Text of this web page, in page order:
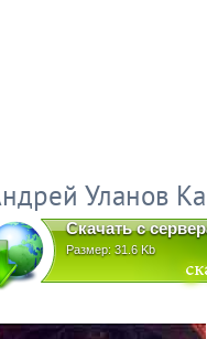
Уланов
Скачать с
Размер: 31.6 Kb